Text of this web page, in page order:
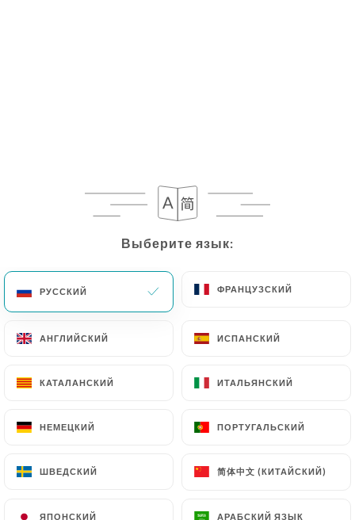
Выберите язык:
РУССКИЙ ФРАНЦУЗСКИЙ
АНГЛИЙСКИЙ ИСПАНСКИЙ
КАТАЛАНСКИЙ ИТАЛЬЯНСКИЙ
НЕМЕЦКИЙ ПОРТУГАЛЬСКИЙ
ШВЕДСКИЙ 简体中文 (КИТАЙСКИЙ)
ЯПОНСКИЙ АРАБСКИЙ ЯЗЫК
Выберите язык:
РУССКИЙ ФРАНЦУЗСКИЙ
АНГЛИЙСКИЙ ИСПАНСКИЙ
КАТАЛАНСКИЙ ИТАЛЬЯНСКИЙ
НЕМЕЦКИЙ ПОРТУГАЛЬСКИЙ
ШВЕДСКИЙ 简体中文 (КИТАЙСКИЙ)
ЯПОНСКИЙ АРАБСКИЙ ЯЗЫК